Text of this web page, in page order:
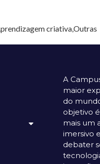
criativa,Outras
A
maior
do
objetivo
mais um
imersivo
debater